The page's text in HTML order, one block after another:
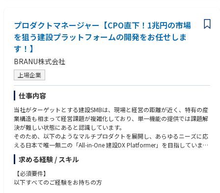
みになります。
【配属部署】
プロダクト開発部(社員3名）
【働き方について】
リモートワークの活用が可能で、出社頻度は週2~3程度となりますが、ご
事情にあわせて柔軟に相談可能です。
残業時間は開発案件やプロジェクトにより差がありますが、月10～30時間
程度です。
・勤務条件に関する特記事項（郵便当番）
当社では、重要書類の確実な受領と社内連携のため、全社対応している
「郵便当番」があります。
月に1回程度の頻度で「郵便当番」による出社をお願いしています。
【本ポジションの魅力】
プロジェクトマネージャー未経験で、着実に経験を積みキャリア形成をし
ていただくことができます。
-再エネに関連するAI予測モデル・需給運用最適化・取引入札最適化等の
システム開発、AI精度改善
■やりがい
-世界全体で進む、エネルギー安全保障やエネルギー安定供給ニーズと、
脱炭素化の両立を可能とする、最先端のプロダクト開発をリードする機会
-自らが開発リードしたシステムが、再エネ主力時代の実現にあたっての
社会基盤となり、先進事例かつ次世代の社会インフラとして世の中に普及
していく経験（「再エネ時代のOS」を創る）
-創業初期メンバーと膝詰めで、事業・プロダクトを高速でつくっていく
機会
-創業4年でユニコーン目前という急成長企業において、さらなる企業成
長をリードし、世界を舞台に戦う経験
-複雑かつ難易度の高い技術・制度・運用課題を、ビジネスとテクノロジ
ーの力で解きほぐし、社会実装する面白さ
-PdMとして、事業構造そのものを設計するダイナミズムと裁量
-実際に、AI需給運用や最適化制御等の新機能を自ら企画し、業界初の商
用化を推進するような挑戦も可能です
・未知の領域にも興味を持ち、まずは手を動かしてみる方
・型にはまらず、自ら仕組みをつくっていくことにワクワクする方
・不確定な状況変化や課題に対して、当事者意識を持って課題解決にあた
る業務スタンスをお持ちの方
・成果にこだわりつつ、チームの力を最大化する視点を持てる方
・スタートアップのスピード感や変化を楽しみながら、事業をスケールさ
せていける方
プロダクトマネージャー【CPO直下！1兆円の市場
を狙う建設プラットフォームの開発をお任せしま
す！】
BRANU株式会社
上場企業
仕事内容
当社がターゲットとする建設SMBは、現場と経営の距離が近く、特有の産
業構造も相まって経営課題が複雑化しており、単一機能の提供では課題解
決が難しい状態にあると認識しています。
そのため、以下のようなマルチプロダクトを展開し、あらゆるニーズに応
える日本で唯一無二の「All-in-One 建設DX Platformer」を目指していま
す。
【展開している主なプロダクト】
施工現場の業務改善/工数削減にて人手不足を解決する「施工管理機能」
求める経験 / スキル
【必須要件】
以下すべてのご経験をお持ちの方